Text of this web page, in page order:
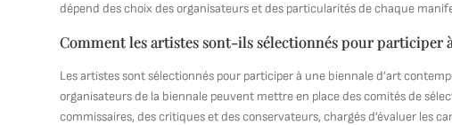
dépend des choix des organisateurs et des particularités de chaque
Comment les artistes sont-ils sélectionnés pour participer
Les artistes sont sélectionnés pour participer à une biennale d’art
organisateurs de la biennale peuvent mettre en place des comités de
commissaires, des critiques et des conservateurs, chargés d’évaluer les